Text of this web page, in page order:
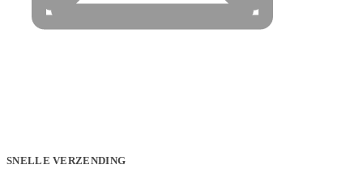
SNELLE VERZENDING